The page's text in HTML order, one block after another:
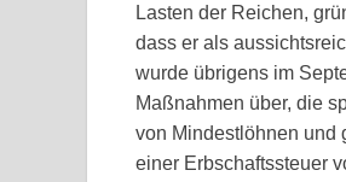
Lasten der Reichen,
dass er als
wurde übrigens im
Maßnahmen über, die
von Mindestlöhnen und
einer Erbschaftssteuer